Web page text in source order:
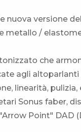
versione
/
che
agli
linearità,
Sonus faber,
Point" DAD